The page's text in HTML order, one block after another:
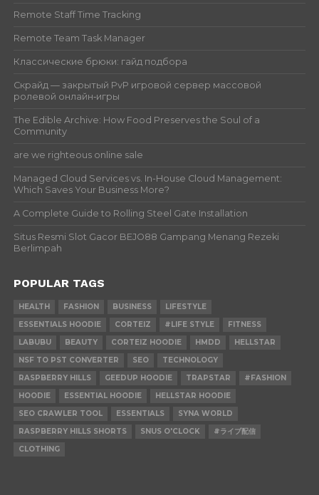
Remote Staff Time Tracking
Remote Team Task Manager
Классические брюки: гайд подбора
Скрайд — закрытый PvP игровой сервер массовой
ролевой онлайн‑игры
The Edible Archive: How Food Preserves the Soul of a
Community
are we righteous online sale
Managed Cloud Services vs. In-House Cloud Management:
Which Saves Your Business More?
A Complete Guide to Rolling Steel Gate Installation
Situs Resmi Slot Gacor BEJO88 Gampang Menang Rezeki
Berlimpah
POPULAR TAGS
HEALTH FASHION BUSINESS
LIFESTYLE
ESSENTIALS HOODIE
CORTEIZ #LIFE STYLE
FITNESS
LABUBU
BEAUTY CORTEIZ HOODIE HMDD
HELLSTAR
NSF TO PST CONVERTER
SEO
TECHNOLOGY
RASPBERRY HILLS
GEEDUP HOODIE TRAPSTAR
#FASHION
HOODIE
ESSENTIAL HOODIE
HELLSTAR HOODIE
SEO CRAWLER TOOL
ESSENTIALS
SYNA WORLD
RASPBERRY HILLS SHORTS
SNUS O'CLOCK
#ライブ配信
CLOTHING